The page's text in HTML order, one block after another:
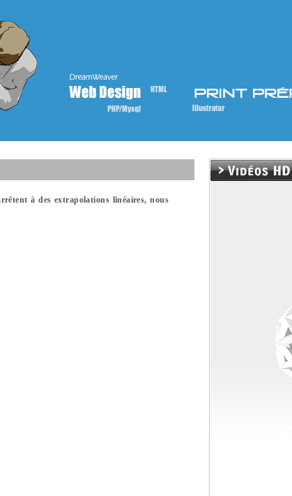
à des extrapolations linéaires, nous